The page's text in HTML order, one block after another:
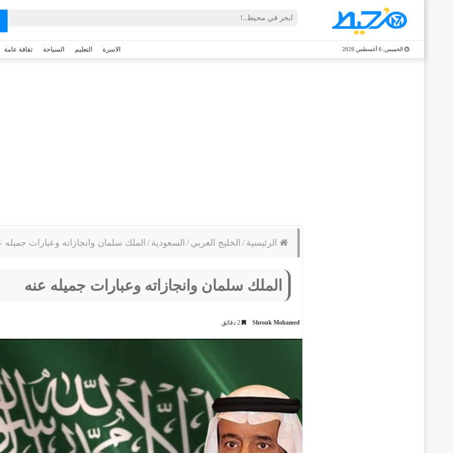
الخميس, 6 أغسطس 2026 الاسرة التعليم السياحة ثقافة عامة
الرئيسية / الخليج العربي / السعودية / الملك سلمان وانجازاته وعبارات جميله
الملك سلمان وانجازاته وعبارات جميله عنه
Shrouk Mohamed